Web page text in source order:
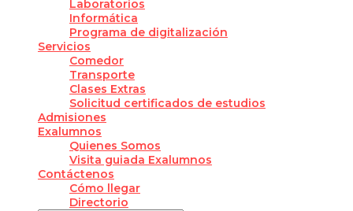
Laboratorios
Informática
Programa de digitalización
Servicios
Comedor
Transporte
Clases Extras
Solicitud certificados de estudios
Admisiones
Exalumnos
Quienes Somos
Visita guiada Exalumnos
Contáctenos
Cómo llegar
Directorio